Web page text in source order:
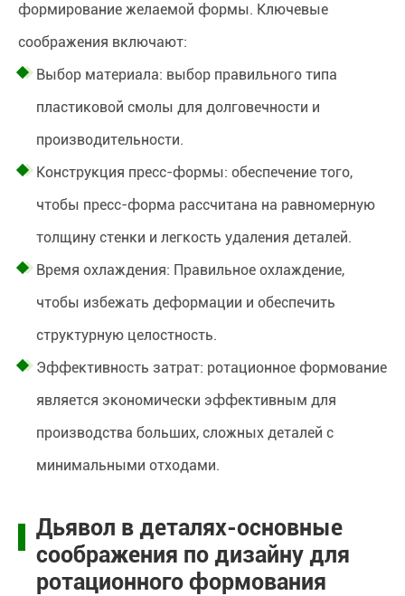
формирование желаемой формы. Ключевые
соображения включают:
Выбор материала: выбор правильного типа
пластиковой смолы для долговечности и
производительности.
Конструкция пресс-формы: обеспечение того,
чтобы пресс-форма рассчитана на равномерную
толщину стенки и легкость удаления деталей.
Время охлаждения: Правильное охлаждение,
чтобы избежать деформации и обеспечить
структурную целостность.
Эффективность затрат: ротационное формование
является экономически эффективным для
производства больших, сложных деталей с
минимальными отходами.
Дьявол в деталях-основные
соображения по дизайну для
ротационного формования